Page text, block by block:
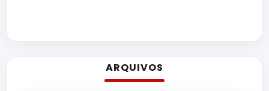
ARQUIVOS